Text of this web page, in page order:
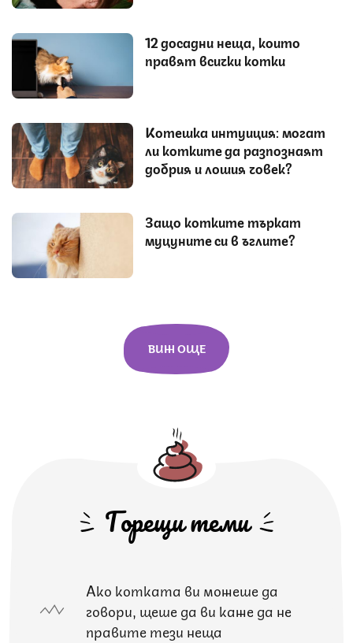
12 досадни неща, които
правят всички котки
Котешка интуиция: могат
ли котките да разпознаят
добрия и лошия човек?
Защо котките търкат
муцуните си в ъглите?
ВИЖ ОЩЕ
Горещи теми
Ако котката ви можеше да
говори, щеше да ви каже да не
правите тези неща